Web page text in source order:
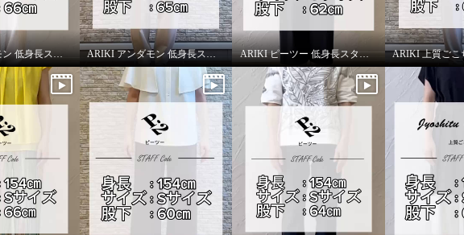
ARIKI アンダモン 低身長スタッフがはいてみました！ ARIKI アンダモン 低身長スタッフがはいてみました！ ARIKI ピーツー 低身長スタッフがはいてみました！